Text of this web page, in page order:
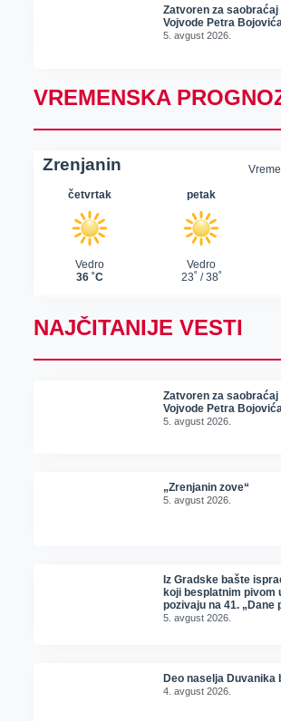
Zatvoren za saobraćaj
Vojvode Petra
5. avgust 2026.
VREMENSKA
NAJČITANIJE VESTI
Zatvoren za saobraćaj
Vojvode Petra
5. avgust 2026.
„Zrenjanin zove“
5. avgust 2026.
Iz Gradske bašte
koji besplatnim pivom
pozivaju na 41. „Dane
5. avgust 2026.
Deo naselja Duvanika
4. avgust 2026.